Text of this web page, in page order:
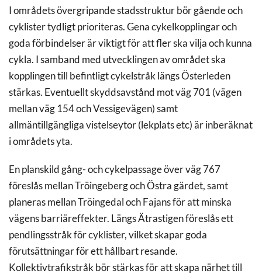
I områdets övergripande stadsstruktur bör gående och
cyklister tydligt prioriteras. Gena cykelkopplingar och
goda förbindelser är viktigt för att fler ska vilja och kunna
cykla. I samband med utvecklingen av området ska
kopplingen till befintligt cykelstråk längs Österleden
stärkas. Eventuellt skyddsavstånd mot väg 701 (vägen
mellan väg 154 och Vessigevägen) samt
allmäntillgängliga vistelseytor (lekplats etc) är inberäknat
i områdets yta.
En planskild gång- och cykelpassage över väg 767
föreslås mellan Tröingeberg och Östra gärdet, samt
planeras mellan Tröingedal och Fajans för att minska
vägens barriäreffekter. Längs Ätrastigen föreslås ett
pendlingsstråk för cyklister, vilket skapar goda
förutsättningar för ett hållbart resande.
Kollektivtrafikstråk bör stärkas för att skapa närhet till